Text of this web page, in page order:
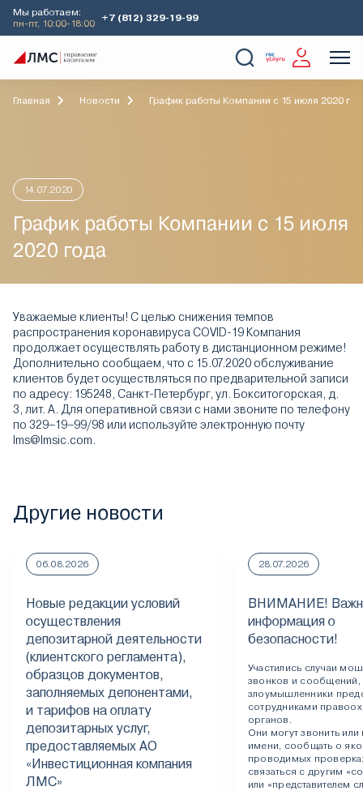
Мы работаем:
пн-пт, 10:00-18:00
+7 (812) 329-19-99
О Компании Услуги
Главная Новости График работы Компании c 15 июля 2020
14.07.2020
График работы Компании c 15 июля
2020 года
Уважаемые клиенты! С целью снижения темпов
распространения коронавируса COVID-19 Компания
продолжает осуществлять работу в дистанционном режиме!
Дополнительно сообщаем, что с 15.07.2020 обслуживание
клиентов будет осуществляться по предварительной записи
по адресу: 195248, Санкт-Петербург, ул. Бокситогорская, д.
3, лит. А. Для оперативной связи с нами звоните по телефону
по 329–19–99/98 или используйте электронную почту
lms@lmsic.com.
Другие новости
06.08.2026
Новые редакции условий
осуществления
депозитарной деятельности
(клиентского регламента),
образцов документов,
заполняемых депонентами,
и тарифов на оплату
депозитарных услуг,
предоставляемых АО
«Инвестиционная компания
ЛМС»
28.07.2026
ВНИМАНИЕ!
информация о
безопасности!
Участились случаи
звонков и сообщений,
злоумышленники
сотрудниками
органов.
Они могут звонить или
имени, сообщать о
проводимых
связаться с другим
или «представителем